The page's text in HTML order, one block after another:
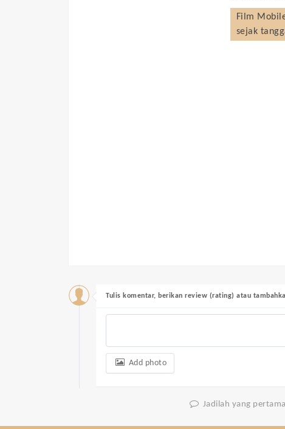
Film
sejak
Tulis komentar, berikan review (rating) atau
Add photo
Jadilah yang